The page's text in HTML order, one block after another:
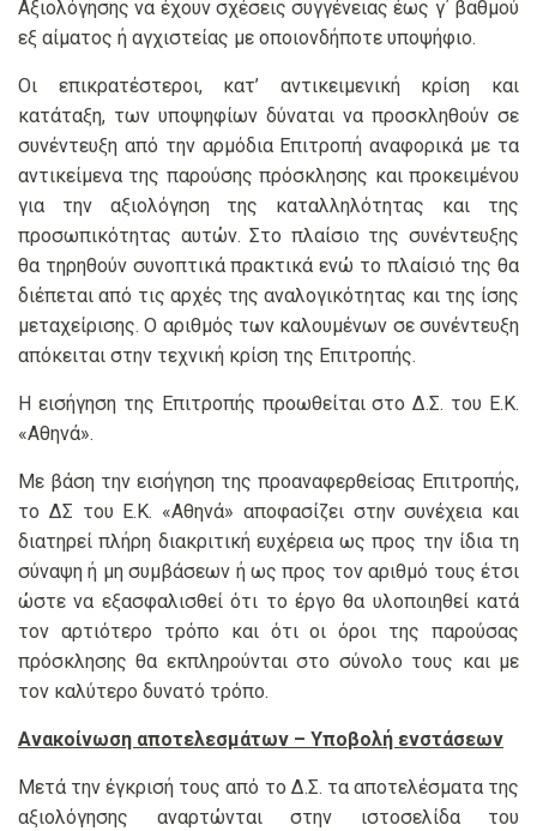
Αξιολόγησης να έχουν σχέσεις συγγένειας έως γ΄ βαθμού
εξ αίματος ή αγχιστείας με οποιονδήποτε υποψήφιο.
Οι επικρατέστεροι, κατ’ αντικειμενική κρίση και
κατάταξη, των υποψηφίων δύναται να προσκληθούν σε
συνέντευξη από την αρμόδια Επιτροπή αναφορικά με τα
αντικείμενα της παρούσης πρόσκλησης και προκειμένου
για την αξιολόγηση της καταλληλότητας και της
προσωπικότητας αυτών. Στο πλαίσιο της συνέντευξης
θα τηρηθούν συνοπτικά πρακτικά ενώ το πλαίσιό της θα
διέπεται από τις αρχές της αναλογικότητας και της ίσης
μεταχείρισης. Ο αριθμός των καλουμένων σε συνέντευξη
απόκειται στην τεχνική κρίση της Επιτροπής.
Η εισήγηση της Επιτροπής προωθείται στο Δ.Σ. του Ε.Κ.
«Αθηνά».
Με βάση την εισήγηση της προαναφερθείσας Επιτροπής,
το ΔΣ του Ε.Κ. «Αθηνά» αποφασίζει στην συνέχεια και
διατηρεί πλήρη διακριτική ευχέρεια ως προς την ίδια τη
σύναψη ή μη συμβάσεων ή ως προς τον αριθμό τους έτσι
ώστε να εξασφαλισθεί ότι το έργο θα υλοποιηθεί κατά
τον αρτιότερο τρόπο και ότι οι όροι της παρούσας
πρόσκλησης θα εκπληρούνται στο σύνολο τους και με
τον καλύτερο δυνατό τρόπο.
Ανακοίνωση αποτελεσμάτων – Υποβολή ενστάσεων
Μετά την έγκρισή τους από το Δ.Σ. τα αποτελέσματα της
αξιολόγησης αναρτώνται στην ιστοσελίδα του